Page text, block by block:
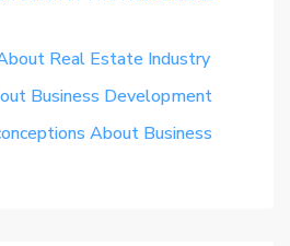
Real Estate Industry
Business Development
About Business